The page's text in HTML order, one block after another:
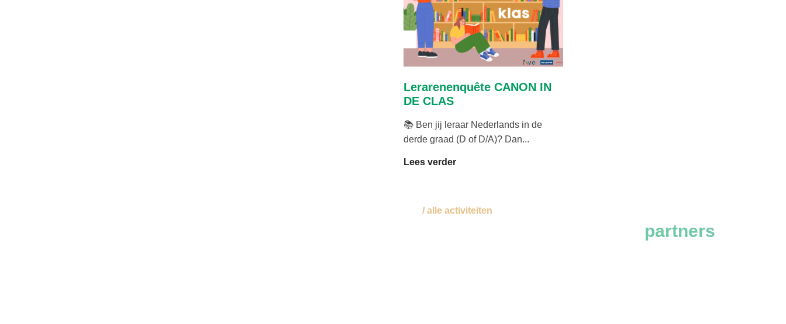
Lerarenenquête CANON IN
DE CLAS
📚 Ben jij leraar Nederlands in de
derde graad (D of D/A)? Dan...
Lees verder
/ alle activiteiten
partners